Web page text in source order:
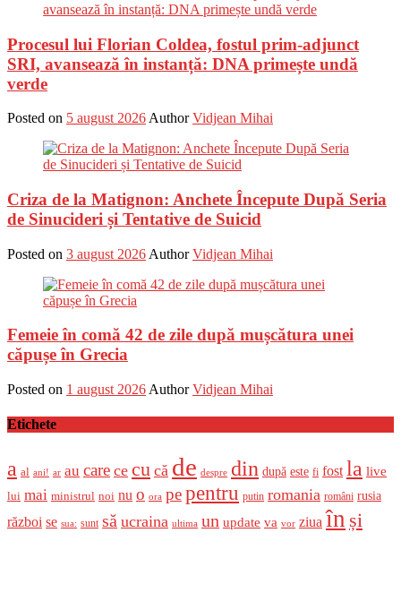
Procesul lui Florian Coldea, fostul prim-adjunct
SRI, avansează în instanță: DNA primește undă
verde
Posted on 5 august 2026 Author Vidjean Mihai
Criza de la Matignon: Anchete Începute După Seria
de Sinucideri și Tentative de Suicid
Posted on 3 august 2026 Author Vidjean Mihai
Femeie în comă 42 de zile după mușcătura unei
căpușe în Grecia
Posted on 1 august 2026 Author Vidjean Mihai
Etichete
a al ani! ar au care ce cu că de despre din după este fi fost la live
lui mai ministrul noi nu o ora pepentru putin romania români rusia
război se sua: sunt să ucraina ultima un update va vor ziua în și